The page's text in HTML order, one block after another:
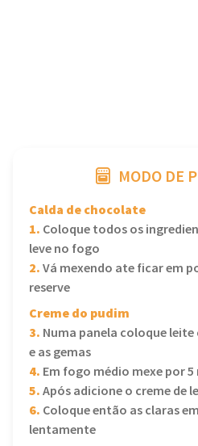
MODO DE
Calda de chocolate
1. Coloque todos os
leve no fogo
2.Vá mexendo ate ficar em
reserve
Creme do pudim
3. Numa panela coloque
e as gemas
4. Em fogo médio mexe por
5.Após adicione o creme de
6. Coloque então as claras
lentamente